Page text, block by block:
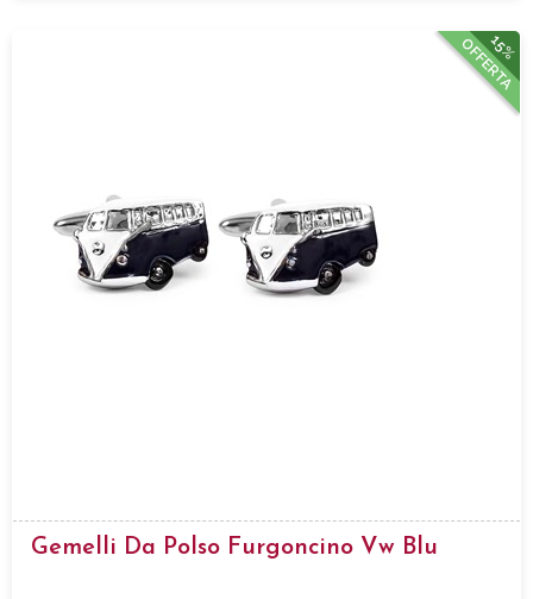
15%
OFFERTA
Gemelli Da Polso Furgoncino Vw Blu